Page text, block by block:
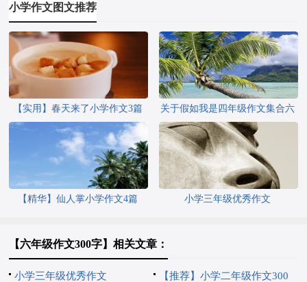
小学作文图文推荐
【实用】春天来了小学作文3篇
关于假如我是四年级作文集合六
篇
【精华】仙人掌小学作文4篇 小学三年级优秀作文
【六年级作文300字】相关文章：
小学三年级优秀作文 【推荐】小学二年级作文300